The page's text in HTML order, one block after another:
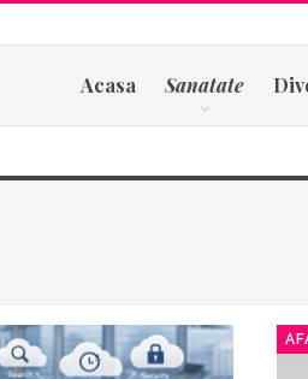
Acasa Sanatate